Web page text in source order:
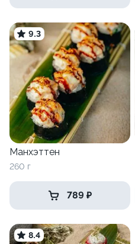
9.3
Манхэттен
260 г
789 ₽
8.4